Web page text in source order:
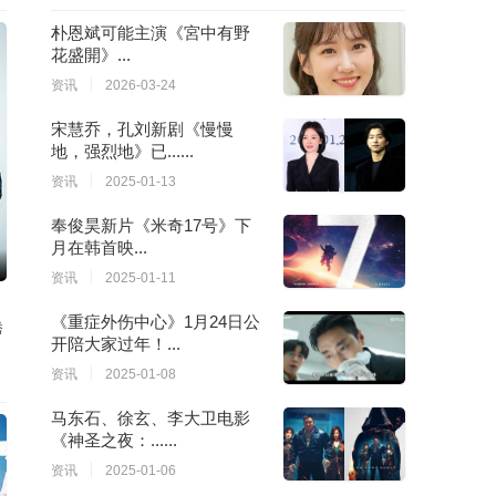
朴恩斌可能主演《宮中有野
花盛開》...
资讯 2026-03-24
宋慧乔，孔刘新剧《慢慢
地，强烈地》已......
资讯 2025-01-13
奉俊昊新片《米奇17号》下
月在韩首映...
资讯 2025-01-11
《重症外伤中心》1月24日公
开陪大家过年！...
资讯 2025-01-08
马东石、徐玄、李大卫电影
《神圣之夜：......
资讯 2025-01-06